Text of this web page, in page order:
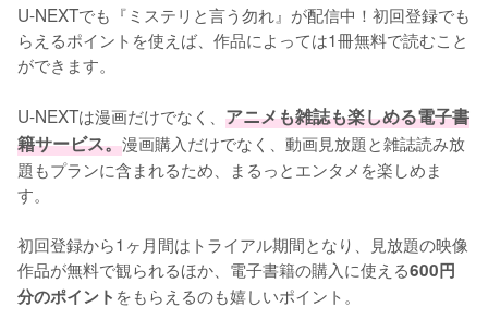
U-NEXTでも『ミステリと言う勿れ』が配信中！初回登録でも
らえるポイントを使えば、作品によっては1冊無料で読むこと
ができます。
U-NEXTは漫画だけでなく、 アニメも雑誌も楽しめる電子書
籍サービス。漫画購入だけでなく、動画見放題と雑誌読み放
題もプランに含まれるため、まるっとエンタメを楽しめま
す。
初回登録から1ヶ月間はトライアル期間となり、見放題の映像
作品が無料で観られるほか、電子書籍の購入に使える600円
分のポイント をもらえるのも嬉しいポイント。